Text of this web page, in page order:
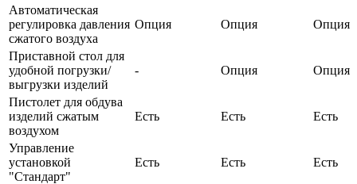
Автоматическая
регулировка давления
сжатого воздуха
Опция Опция Опция
Приставной стол для
удобной погрузки/
выгрузки изделий
- Опция Опция
Пистолет для обдува
изделий сжатым
воздухом
Есть Есть Есть
Управление
установкой
"Стандарт"
Есть Есть Есть